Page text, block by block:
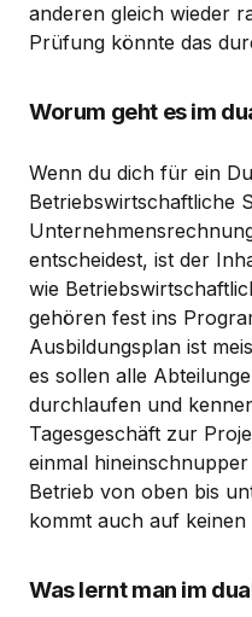
anderen gleich wieder
Prüfung könnte das
Worum geht es im
Wenn du dich für ein
Betriebswirtschaftliche
entscheidest, ist der
wie
gehören fest ins
Ausbildungsplan ist
es sollen alle
durchlaufen und
Tagesgeschäft zur
einmal
Betrieb von oben bis
kommt auch auf keinen
Was lernt man im